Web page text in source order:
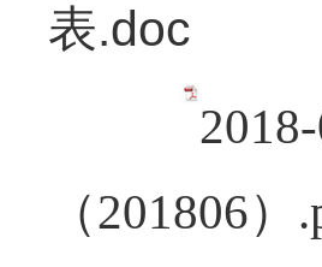
表.doc
（201806）